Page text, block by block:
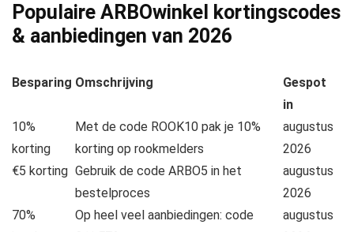
Populaire ARBOwinkel kortingscodes
& aanbiedingen van 2026
Besparing Omschrijving
Gespot
in
10%
korting
Met de code ROOK10 pak je 10%
korting op rookmelders
augustus
2026
€5 korting Gebruik de code ARBO5 in het
bestelproces
augustus
2026
70%
Op heel veel aanbiedingen: code
augustus